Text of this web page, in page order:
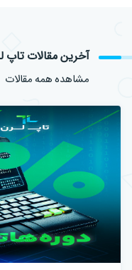
آخرین مقالات تاپ
مشاهده همه مقالات